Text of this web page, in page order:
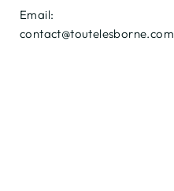
Email:
contact@toutelesborne.com